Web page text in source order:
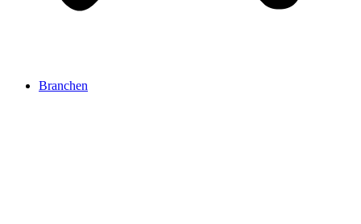
Branchen